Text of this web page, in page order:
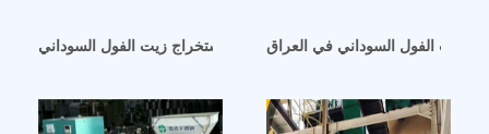
المتحدة اليمن زيت الفول السوداني استخراج زيت الفول السوداني
زيت الفول السوداني في العراق